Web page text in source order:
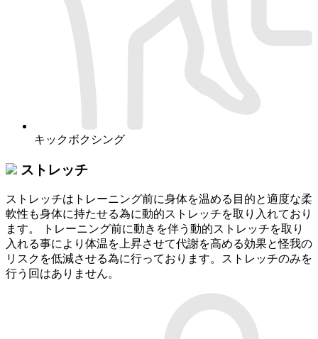
キックボクシング
ストレッチ
ストレッチはトレーニング前に身体を温める目的と適度な柔
軟性も身体に持たせる為に動的ストレッチを取り入れており
ます。 トレーニング前に動きを伴う動的ストレッチを取り
入れる事により体温を上昇させて代謝を高める効果と怪我の
リスクを低減させる為に行っております。ストレッチのみを
行う回はありません。